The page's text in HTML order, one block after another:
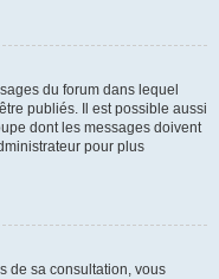
du forum dans lequel
publiés. Il est possible aussi
dont les messages doivent
pour plus
de sa consultation, vous